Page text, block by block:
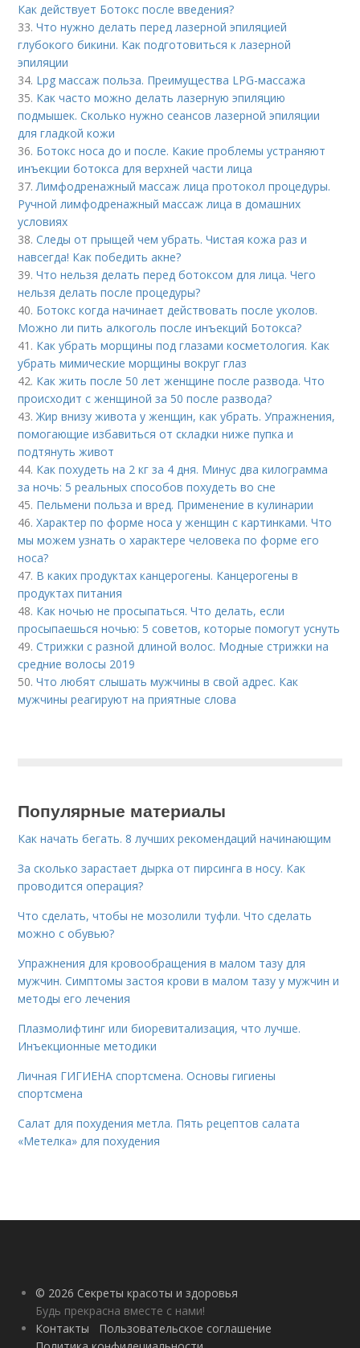
Как действует Ботокс после введения?
33.Что нужно делать перед лазерной эпиляцией
глубокого бикини. Как подготовиться к лазерной
эпиляции
34. Lpg массаж польза. Преимущества LPG-массажа
35. Как часто можно делать лазерную эпиляцию
подмышек. Сколько нужно сеансов лазерной эпиляции
для гладкой кожи
36. Ботокс носа до и после. Какие проблемы устраняют
инъекции ботокса для верхней части лица
37. Лимфодренажный массаж лица протокол процедуры.
Ручной лимфодренажный массаж лица в домашних
условиях
38.Следы от прыщей чем убрать. Чистая кожа раз и
навсегда! Как победить акне?
39.Что нельзя делать перед ботоксом для лица. Чего
нельзя делать после процедуры?
40. Ботокс когда начинает действовать после уколов.
Можно ли пить алкоголь после инъекций Ботокса?
41. Как убрать морщины под глазами косметология. Как
убрать мимические морщины вокруг глаз
42. Как жить после 50 лет женщине после развода. Что
происходит с женщиной за 50 после развода?
43.Жир внизу живота у женщин, как убрать. Упражнения,
помогающие избавиться от складки ниже пупка и
подтянуть живот
44. Как похудеть на 2 кг за 4 дня. Минус два килограмма
за ночь: 5 реальных способов похудеть во сне
45. Пельмени польза и вред. Применение в кулинарии
46.Характер по форме носа у женщин с картинками. Что
мы можем узнать о характере человека по форме его
носа?
47. В каких продуктах канцерогены. Канцерогены в
продуктах питания
48. Как ночью не просыпаться. Что делать, если
просыпаешься ночью: 5 советов, которые помогут уснуть
49.Стрижки с разной длиной волос. Модные стрижки на
средние волосы 2019
50.Что любят слышать мужчины в свой адрес. Как
мужчины реагируют на приятные слова
Популярные материалы
Как начать бегать. 8 лучших рекомендаций начинающим
За сколько зарастает дырка от пирсинга в носу. Как
проводится операция?
Что сделать, чтобы не мозолили туфли. Что сделать
можно с обувью?
Упражнения для кровообращения в малом тазу для
мужчин. Симптомы застоя крови в малом тазу у мужчин и
методы его лечения
Плазмолифтинг или биоревитализация, что лучше.
Инъекционные методики
Личная ГИГИЕНА спортсмена. Основы гигиены
спортсмена
Салат для похудения метла. Пять рецептов салата
«Метелка» для похудения
© 2026 Секреты красоты и здоровья
Будь прекрасна вместе с нами!
Контакты
Пользовательское соглашение